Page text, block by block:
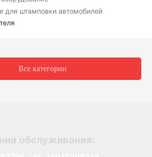
для штамповки автомобилей
Все категории
обслуживания: